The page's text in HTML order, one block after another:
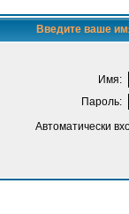
Введите ваше
Имя:
Пароль:
Автоматически